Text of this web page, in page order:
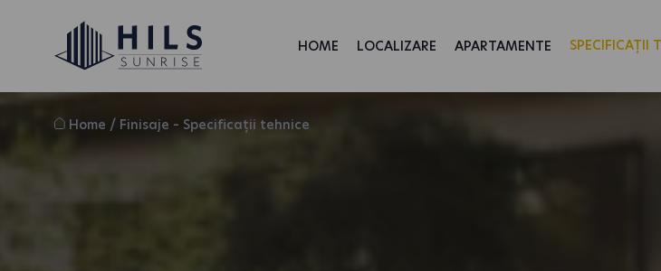
HOME LOCALIZARE APARTAMENTE SPECIFICAȚII
Home / Finisaje – Specificații tehnice